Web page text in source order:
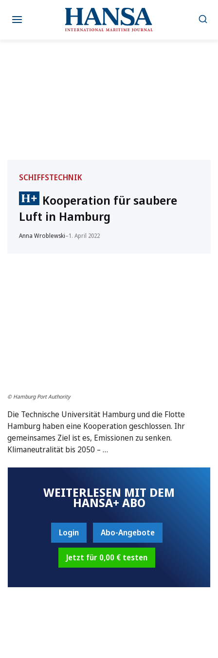
Inhalt
SCHIFFSTECHNIK
Kooperation für saubere
Luft in Hamburg
Anna Wroblewski–1. April 2022
© Hamburg Port Authority
Die Technische Universität Hamburg und die Flotte
Hamburg haben eine Kooperation geschlossen. Ihr
gemeinsames Ziel ist es, Emissionen zu senken.
Klimaneutralität bis 2050 – …
WEITERLESEN MIT DEM
HANSA+ ABO
Login Abo-Angebote
Jetzt für 0,00 € testen